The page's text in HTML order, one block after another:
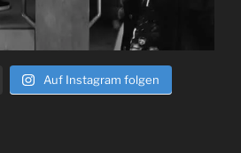
Auf Instagram folgen